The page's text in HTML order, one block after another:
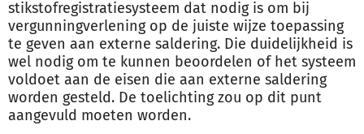
stikstofregistratiesysteem dat nodig is om bij
vergunningverlening op de juiste wijze toepassing
te geven aan externe saldering. Die duidelijkheid is
wel nodig om te kunnen beoordelen of het systeem
voldoet aan de eisen die aan externe saldering
worden gesteld. De toelichting zou op dit punt
aangevuld moeten worden.